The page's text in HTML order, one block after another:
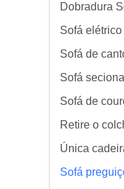
Dobradura
Sofá
Sofá de
Sofá
Sofá de
Retire o
Única
Sofá